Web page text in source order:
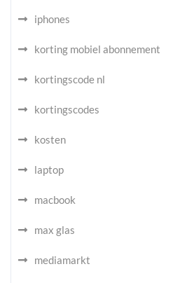
iphones
korting mobiel abonnement
kortingscode nl
kortingscodes
kosten
laptop
macbook
max glas
mediamarkt